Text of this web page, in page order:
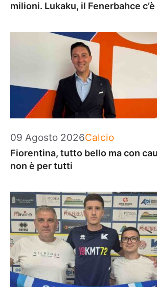
milioni. Lukaku, il Fenerbahce c’è
09 Agosto 2026Categorie
Calcio
Fiorentina, tutto bello ma con
non è per tutti